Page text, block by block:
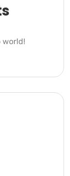
world!